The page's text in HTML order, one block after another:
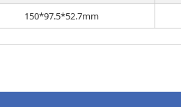
150*97.5*52.7mm